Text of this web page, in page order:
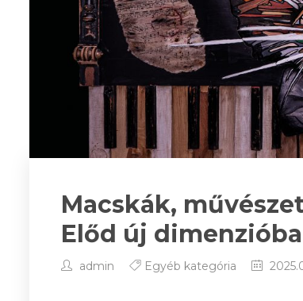
Macskák,
Előd új
admin Egyéb kategória